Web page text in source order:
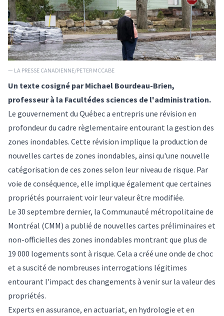
— LA PRESSE CANADIENNE/PETER MCCABE
Un texte cosigné par Michael Bourdeau-Brien,
professeur à la Facultédes sciences de l'administration.
Le gouvernement du Québec a entrepris une révision en
profondeur du cadre règlementaire entourant la gestion des
zones inondables. Cette révision implique la production de
nouvelles cartes de zones inondables, ainsi qu'une nouvelle
catégorisation de ces zones selon leur niveau de risque. Par
voie de conséquence, elle implique également que certaines
propriétés pourraient voir leur valeur être modifiée.
Le 30 septembre dernier, la Communauté métropolitaine de
Montréal (CMM) a publié de nouvelles cartes préliminaires et
non-officielles des zones inondables montrant que plus de
19 000 logements sont à risque. Cela a créé une onde de choc
et a suscité de nombreuses interrogations légitimes
entourant l'impact des changements à venir sur la valeur des
propriétés.
Experts en assurance, en actuariat, en hydrologie et en